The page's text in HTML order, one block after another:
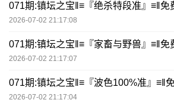
071期:镇坛之宝‖≡『绝杀特段准』≡‖免
2026-07-02 21:17:08
071期:镇坛之宝‖≡『家畜与野兽』≡‖免
2026-07-02 21:17:07
071期:镇坛之宝‖≡『波色100%准』≡‖
2026-07-02 21:17:04